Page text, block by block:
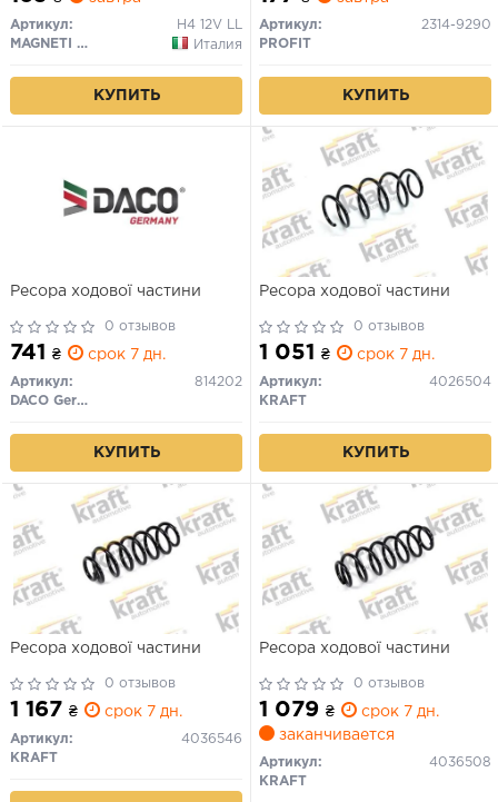
Артикул:
H4 12V LL
MAGNETI MARELLI
Италия
КУПИТЬ
Артикул:
2314-9290
PROFIT
КУПИТЬ
Ресора ходової частини
0 отзывов
741 ₴ срок 7 дн.
Артикул:
814202
DACO Germany
КУПИТЬ
Ресора ходової частини
0 отзывов
1 051 ₴ срок 7 дн.
Артикул:
4026504
KRAFT
КУПИТЬ
Ресора ходової частини
0 отзывов
1 167 ₴ срок 7 дн.
Артикул:
4036546
KRAFT
Ресора ходової частини
0 отзывов
1 079 ₴
срок 7 дн.
заканчивается
Артикул:
4036508
KRAFT